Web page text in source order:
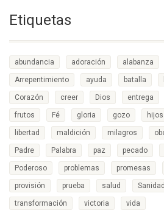
Etiquetas
abundancia adoración alabanza
Arrepentimiento ayuda batalla
Corazón creer Dios entrega
frutos Fé gloria gozo hijos
libertad maldición milagros
Padre Palabra paz pecado
Poderoso problemas promesas
provisión prueba salud Sanidad
transformación victoria vida